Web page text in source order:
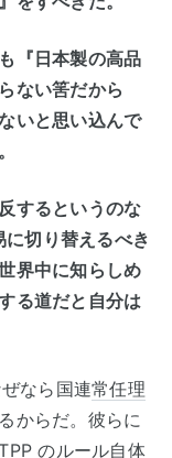
『日本製の高品
ない筈だから
いと思い込んで
するというのな
切り替えるべき
界中に知らしめ
る道だと自分は
なら国連常任理
からだ。彼らに
のルール自体